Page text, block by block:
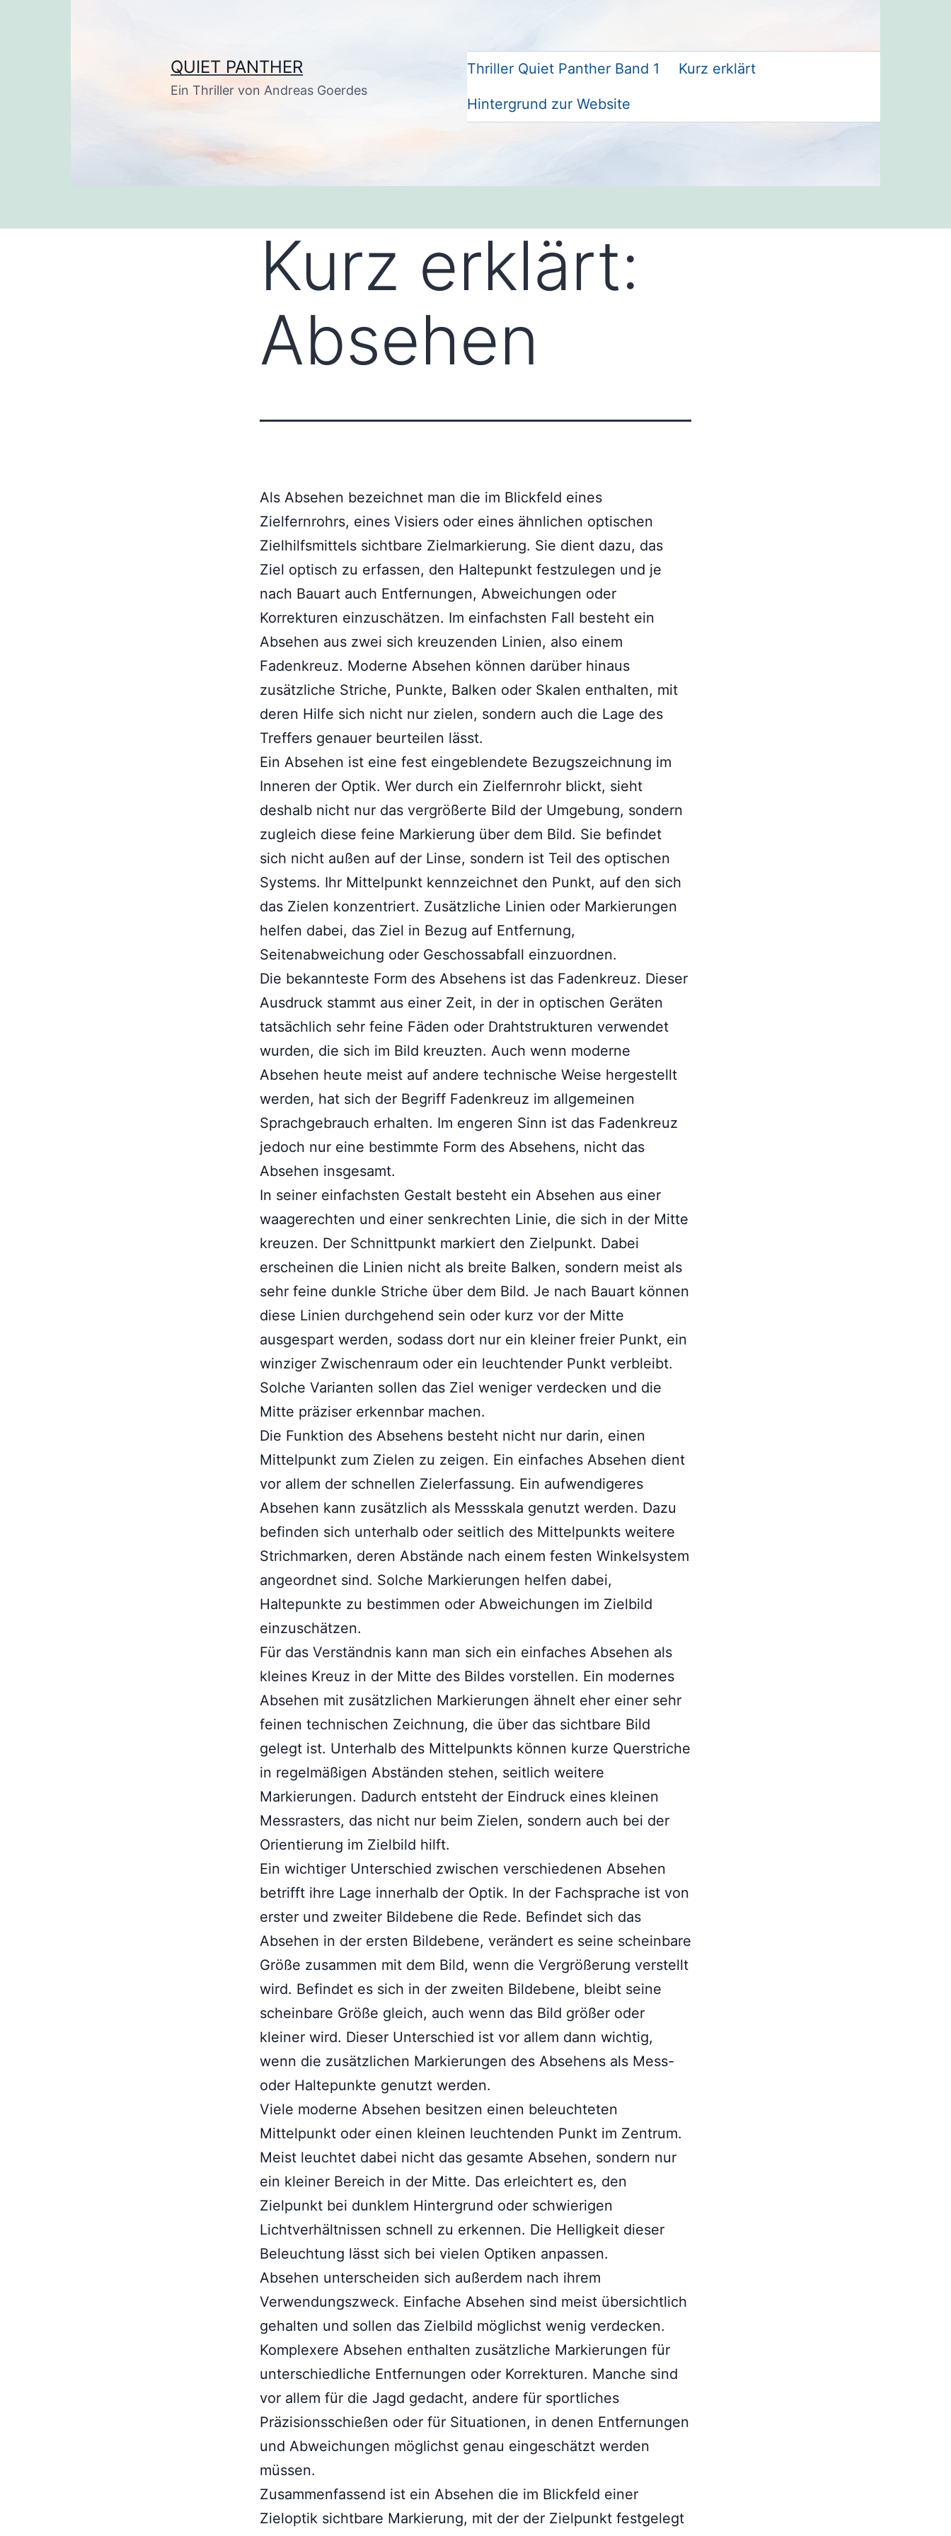
QUIET PANTHER
Ein Thriller von Andreas Goerdes
Thriller Quiet Panther Band 1 Kurz erklärt
Hintergrund zur Website
Kurz erklärt:
Absehen
Als Absehen bezeichnet man die im Blickfeld eines
Zielfernrohrs, eines Visiers oder eines ähnlichen optischen
Zielhilfsmittels sichtbare Zielmarkierung. Sie dient dazu, das
Ziel optisch zu erfassen, den Haltepunkt festzulegen und je
nach Bauart auch Entfernungen, Abweichungen oder
Korrekturen einzuschätzen. Im einfachsten Fall besteht ein
Absehen aus zwei sich kreuzenden Linien, also einem
Fadenkreuz. Moderne Absehen können darüber hinaus
zusätzliche Striche, Punkte, Balken oder Skalen enthalten, mit
deren Hilfe sich nicht nur zielen, sondern auch die Lage des
Treffers genauer beurteilen lässt.
Ein Absehen ist eine fest eingeblendete Bezugszeichnung im
Inneren der Optik. Wer durch ein Zielfernrohr blickt, sieht
deshalb nicht nur das vergrößerte Bild der Umgebung, sondern
zugleich diese feine Markierung über dem Bild. Sie befindet
sich nicht außen auf der Linse, sondern ist Teil des optischen
Systems. Ihr Mittelpunkt kennzeichnet den Punkt, auf den sich
das Zielen konzentriert. Zusätzliche Linien oder Markierungen
helfen dabei, das Ziel in Bezug auf Entfernung,
Seitenabweichung oder Geschossabfall einzuordnen.
Die bekannteste Form des Absehens ist das Fadenkreuz. Dieser
Ausdruck stammt aus einer Zeit, in der in optischen Geräten
tatsächlich sehr feine Fäden oder Drahtstrukturen verwendet
wurden, die sich im Bild kreuzten. Auch wenn moderne
Absehen heute meist auf andere technische Weise hergestellt
werden, hat sich der Begriff Fadenkreuz im allgemeinen
Sprachgebrauch erhalten. Im engeren Sinn ist das Fadenkreuz
jedoch nur eine bestimmte Form des Absehens, nicht das
Absehen insgesamt.
In seiner einfachsten Gestalt besteht ein Absehen aus einer
waagerechten und einer senkrechten Linie, die sich in der Mitte
kreuzen. Der Schnittpunkt markiert den Zielpunkt. Dabei
erscheinen die Linien nicht als breite Balken, sondern meist als
sehr feine dunkle Striche über dem Bild. Je nach Bauart können
diese Linien durchgehend sein oder kurz vor der Mitte
ausgespart werden, sodass dort nur ein kleiner freier Punkt, ein
winziger Zwischenraum oder ein leuchtender Punkt verbleibt.
Solche Varianten sollen das Ziel weniger verdecken und die
Mitte präziser erkennbar machen.
Die Funktion des Absehens besteht nicht nur darin, einen
Mittelpunkt zum Zielen zu zeigen. Ein einfaches Absehen dient
vor allem der schnellen Zielerfassung. Ein aufwendigeres
Absehen kann zusätzlich als Messskala genutzt werden. Dazu
befinden sich unterhalb oder seitlich des Mittelpunkts weitere
Strichmarken, deren Abstände nach einem festen Winkelsystem
angeordnet sind. Solche Markierungen helfen dabei,
Haltepunkte zu bestimmen oder Abweichungen im Zielbild
einzuschätzen.
Für das Verständnis kann man sich ein einfaches Absehen als
kleines Kreuz in der Mitte des Bildes vorstellen. Ein modernes
Absehen mit zusätzlichen Markierungen ähnelt eher einer sehr
feinen technischen Zeichnung, die über das sichtbare Bild
gelegt ist. Unterhalb des Mittelpunkts können kurze Querstriche
in regelmäßigen Abständen stehen, seitlich weitere
Markierungen. Dadurch entsteht der Eindruck eines kleinen
Messrasters, das nicht nur beim Zielen, sondern auch bei der
Orientierung im Zielbild hilft.
Ein wichtiger Unterschied zwischen verschiedenen Absehen
betrifft ihre Lage innerhalb der Optik. In der Fachsprache ist von
erster und zweiter Bildebene die Rede. Befindet sich das
Absehen in der ersten Bildebene, verändert es seine scheinbare
Größe zusammen mit dem Bild, wenn die Vergrößerung verstellt
wird. Befindet es sich in der zweiten Bildebene, bleibt seine
scheinbare Größe gleich, auch wenn das Bild größer oder
kleiner wird. Dieser Unterschied ist vor allem dann wichtig,
wenn die zusätzlichen Markierungen des Absehens als Mess-
oder Haltepunkte genutzt werden.
Viele moderne Absehen besitzen einen beleuchteten
Mittelpunkt oder einen kleinen leuchtenden Punkt im Zentrum.
Meist leuchtet dabei nicht das gesamte Absehen, sondern nur
ein kleiner Bereich in der Mitte. Das erleichtert es, den
Zielpunkt bei dunklem Hintergrund oder schwierigen
Lichtverhältnissen schnell zu erkennen. Die Helligkeit dieser
Beleuchtung lässt sich bei vielen Optiken anpassen.
Absehen unterscheiden sich außerdem nach ihrem
Verwendungszweck. Einfache Absehen sind meist übersichtlich
gehalten und sollen das Zielbild möglichst wenig verdecken.
Komplexere Absehen enthalten zusätzliche Markierungen für
unterschiedliche Entfernungen oder Korrekturen. Manche sind
vor allem für die Jagd gedacht, andere für sportliches
Präzisionsschießen oder für Situationen, in denen Entfernungen
und Abweichungen möglichst genau eingeschätzt werden
müssen.
Zusammenfassend ist ein Absehen die im Blickfeld einer
Zieloptik sichtbare Markierung, mit der der Zielpunkt festgelegt